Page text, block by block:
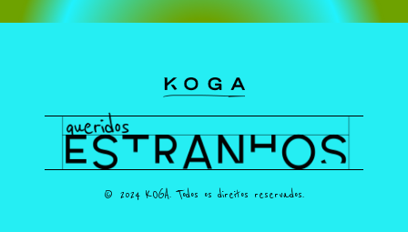
© 2024 KOGA. Todos os direitos reservados.